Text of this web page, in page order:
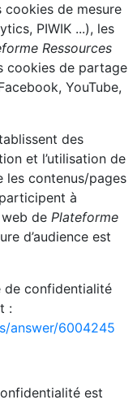
de mesure
PIWIK ...), les
Ressources
cookies de partage
YouTube,
des
et l’utilisation de
les contenus/pages
à
web de Plateforme
d’audience est
confidentialité
:
answer/6004245
est